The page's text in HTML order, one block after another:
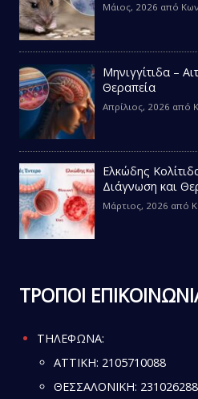
Μάιος, 2026 από
Μηνιγγίτιδα –
Θεραπεία
Απρίλιος, 2026 από
Ελκώδης
Διάγνωση και
Μάρτιος, 2026 από
ΤΡΟΠΟΙ
ΤΗΛΕΦΩΝΑ:
ATTIKH: 2105710088
ΘΕΣΣΑΛΟΝΙΚΗ: